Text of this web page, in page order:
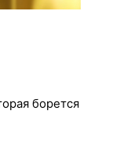
борется